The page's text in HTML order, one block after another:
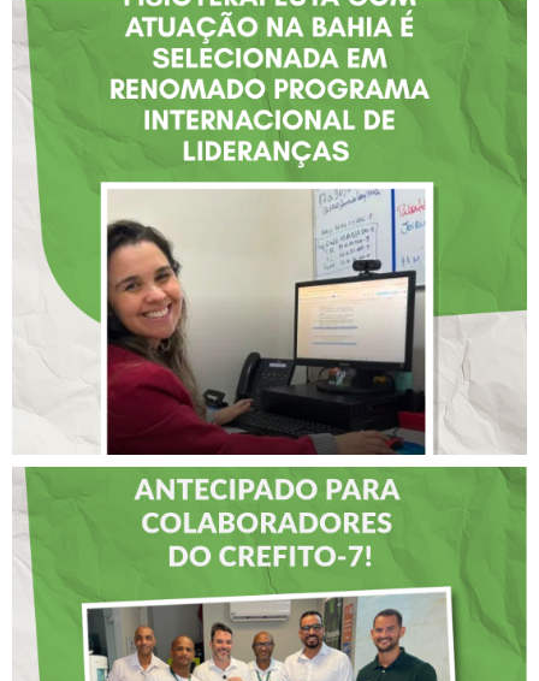
FISIOTERAPEUTA COM
ATUAÇÃO NA BAHIA É
SELECIONADA EM
RENOMADO PROGRAMA
INTERNACIONAL DE
LIDERANÇAS
DIA DOS PAIS É
ANTECIPADO PARA